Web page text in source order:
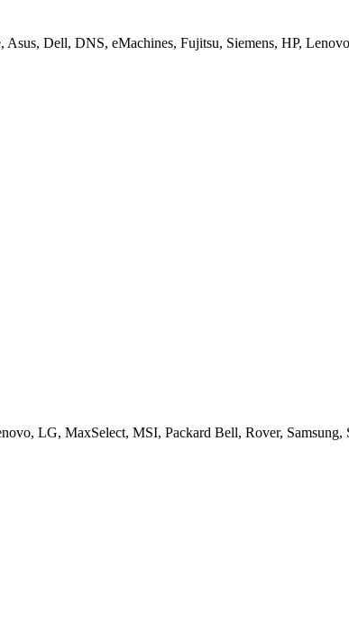
Dell, DNS, eMachines, Fujitsu, Siemens, HP,
LG, MaxSelect, MSI, Packard Bell, Rover, Samsung,